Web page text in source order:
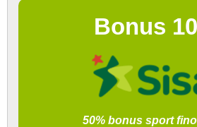
Bonus
50% bonus sport